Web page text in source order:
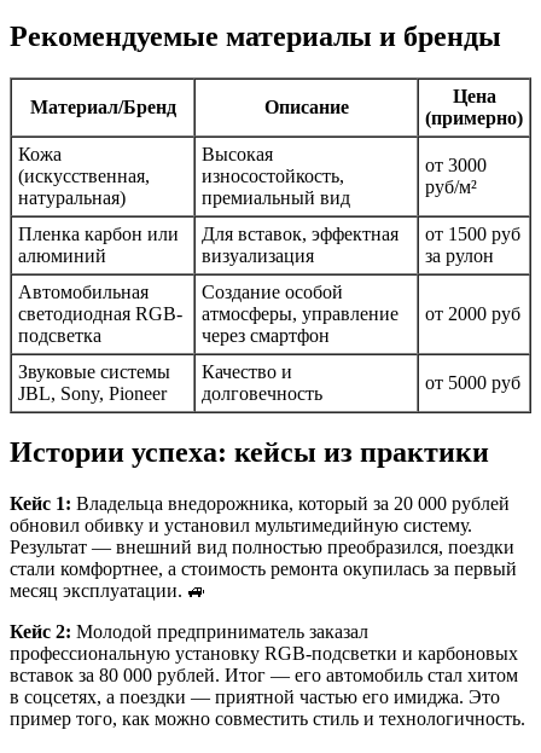
Рекомендуемые материалы и бренды
Материал/Бренд Описание
Цена
(примерно)
Кожа
(искусственная,
натуральная)
Высокая
износостойкость,
премиальный вид
от 3000
руб/м²
Пленка карбон или
алюминий
Для вставок, эффектная
визуализация
от 1500 руб
за рулон
Автомобильная
светодиодная RGB-
подсветка
Создание особой
атмосферы, управление
через смартфон
от 2000 руб
Звуковые системы
JBL, Sony, Pioneer
Качество и
долговечность
от 5000 руб
Истории успеха: кейсы из практики
Кейс 1: Владельца внедорожника, который за 20 000 рублей
обновил обивку и установил мультимедийную систему.
Результат — внешний вид полностью преобразился, поездки
стали комфортнее, а стоимость ремонта окупилась за первый
месяц эксплуатации. 🚙
Кейс 2: Молодой предприниматель заказал
профессиональную установку RGB-подсветки и карбоновых
вставок за 80 000 рублей. Итог — его автомобиль стал хитом
в соцсетях, а поездки — приятной частью его имиджа. Это
пример того, как можно совместить стиль и технологичность.